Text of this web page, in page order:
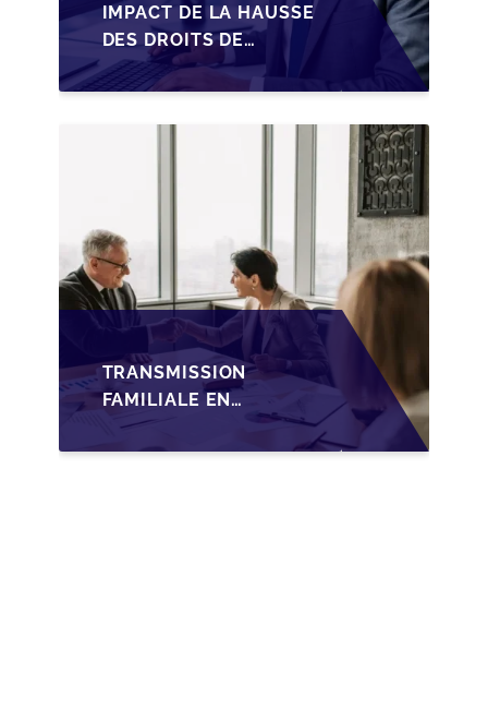
IMPACT DE LA HAUSSE
DES DROITS DE
SUCCESSION EN
WALLONIE SUR LA
TRANSMISSION
TRANSMISSION
FAMILIALE EN
WALLONIE :
NOUVELLES